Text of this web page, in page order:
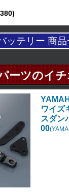
ッテリー 商品
ーツのイ
ワイズ
スダン
00